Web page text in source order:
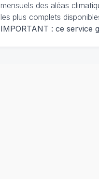
mensuels des aléas
les plus complets
IMPORTANT : ce service